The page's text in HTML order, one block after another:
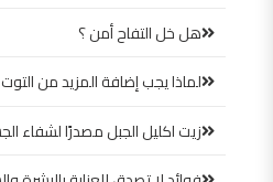
هل خل التفاح أمن ؟
لماذا يجب إضافة المزيد من
زيت اكليل الجبل مصدرًا لشفاء